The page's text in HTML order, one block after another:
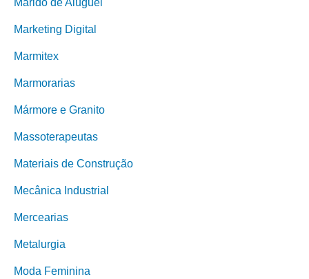
Marido de Aluguel
Marketing Digital
Marmitex
Marmorarias
Mármore e Granito
Massoterapeutas
Materiais de Construção
Mecânica Industrial
Mercearias
Metalurgia
Moda Feminina